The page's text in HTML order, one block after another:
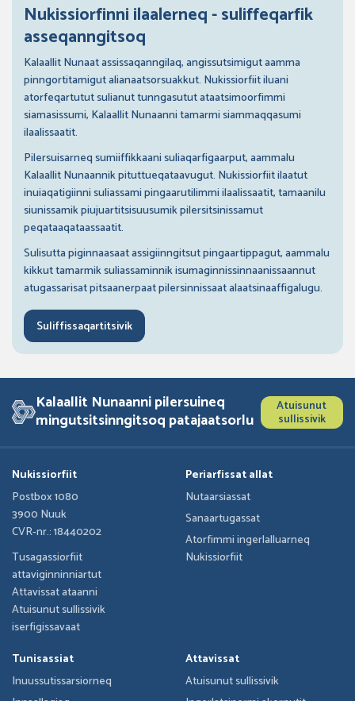
Nukissiorfinni ilaalerneq - suliffeqarfik
asseqanngitsoq
Kalaallit Nunaat assissaqanngilaq, angissutsimigut aamma
pinngortitamigut alianaatsorsuakkut. Nukissiorfiit iluani
atorfeqartutut sulianut tunngasutut ataatsimoorfimmi
siamasissumi, Kalaallit Nunaanni tamarmi siammaqqasumi
ilaalissaatit.
Pilersuisarneq sumiiffikkaani suliaqarfigaarput, aammalu
Kalaallit Nunaannik pituttueqataavugut. Nukissiorfiit ilaatut
inuiaqatigiinni suliassami pingaarutilimmi ilaalissaatit, tamaanilu
siunissamik piujuartitsisuusumik pilersitsinissamut
peqataaqataassaatit.
Sulisutta piginnaasaat assigiinngitsut pingaartippagut, aammalu
kikkut tamarmik suliassaminnik isumaginnissinnaanissaannut
atugassarisat pitsaanerpaat pilersinnissaat alaatsinaaffigalugu.
Suliffissaqartitsivik
Kalaallit Nunaanni pilersuineq
mingutsitsinngitsoq patajaatsorlu
Atuisunut
sullissivik
Nukissiorfiit
Postbox 1080
3900 Nuuk
CVR-nr.: 18440202
Tusagassiorfiit
attaviginninniartut
Attavissat ataanni
Atuisunut sullissivik
iserfigissavaat
Periarfissat allat
Nutaarsiassat
Sanaartugassat
Atorfimmi ingerlalluarneq
Nukissiorfiit
Tunisassiat
Inuussutissarsiorneq
Attavissat
Atuisunut sullissivik